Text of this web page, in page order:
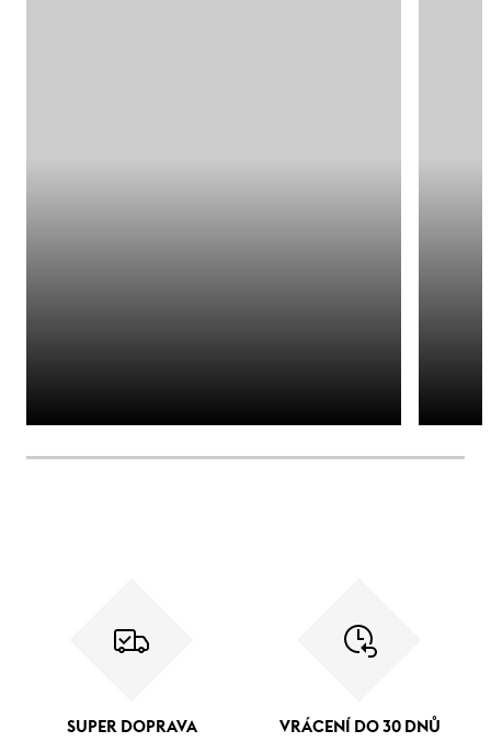
SUPER DOPRAVA VRÁCENÍ DO 30 DNŮ